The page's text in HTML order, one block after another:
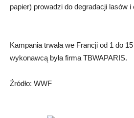
papier) prowadzi do degradacji lasów i
Kampania trwała we Francji od 1 do
wykonawcą była firma TBWAPARIS.
Źródło: WWF